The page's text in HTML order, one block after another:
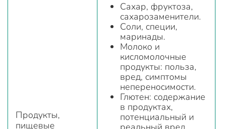
Продукты,
пищевые
Сахар, фруктоза,
сахарозаменители.
Соли, специи,
маринады.
Молоко и
кисломолочные
продукты: польза,
вред, симптомы
непереносимости.
Глютен: содержание
в продуктах,
потенциальный и